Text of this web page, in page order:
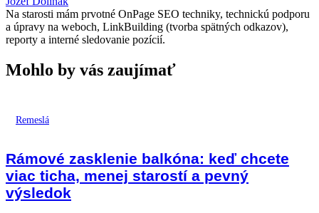
Na starosti mám prvotné OnPage SEO techniky, technickú podporu
a úpravy na weboch, LinkBuilding (tvorba spätných odkazov),
reporty a interné sledovanie pozícií.
Mohlo by vás zaujímať
Remeslá
Rámové zasklenie balkóna: keď chcete
viac ticha, menej starostí a pevný
výsledok